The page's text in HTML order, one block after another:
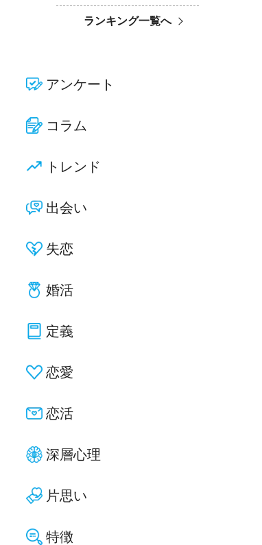
ランキング一覧へ
アンケート
コラム
トレンド
出会い
失恋
婚活
定義
恋愛
恋活
深層心理
片思い
特徴